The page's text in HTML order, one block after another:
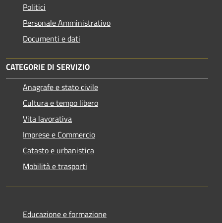
Politici
Personale Amministrativo
Documenti e dati
CATEGORIE DI SERVIZIO
Anagrafe e stato civile
Cultura e tempo libero
Vita lavorativa
Imprese e Commercio
Catasto e urbanistica
Mobilità e trasporti
Educazione e formazione